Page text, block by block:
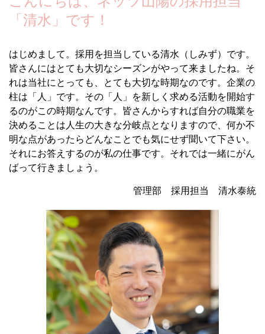
「清水」です！
はじめまして。採用を担当している清水（しみず）です。
皆さんにはとても大切なシーズンがやって来ましたね。そ
れは当社にとっても、とても大切な時期なのです。企業の
柱は「人」です。その「人」を新しく求める活動を開始す
るのがこの時期なんです。皆さんからすれば自分の職業を
決めることは人生の大きな分岐点となりますので、何か不
明な点があったらどんなことでも気にせず聞いて下さい。
それにお答えするのが私の仕事です。それでは一緒にがん
ばって行きましょう。
管理部 採用担当 清水泰統